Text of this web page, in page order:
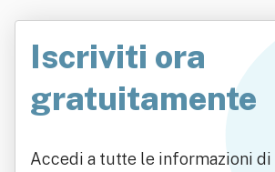
Iscriviti ora
gratuitamente
Accedi a tutte le informazioni di